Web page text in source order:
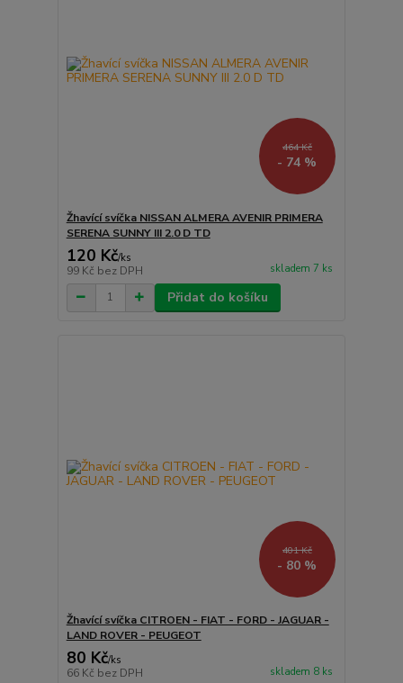
464 Kč
- 74 %
Žhavící svíčka NISSAN ALMERA AVENIR PRIMERA
SERENA SUNNY III 2.0 D TD
120 Kč/ks
99 Kč bez DPH skladem 7 ks
Přidat do košíku
401 Kč
- 80 %
Žhavící svíčka CITROEN - FIAT - FORD - JAGUAR -
LAND ROVER - PEUGEOT
80 Kč/ks
66 Kč bez DPH skladem 8 ks